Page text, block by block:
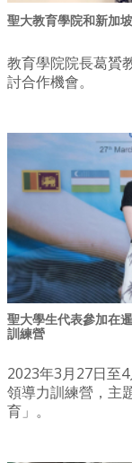
聖大教育學院和新加
教育學院院長葛贇
討合作機會。
聖大學生代表參加在
訓練營
2023年3月27日至
領導力訓練營，主
育」。